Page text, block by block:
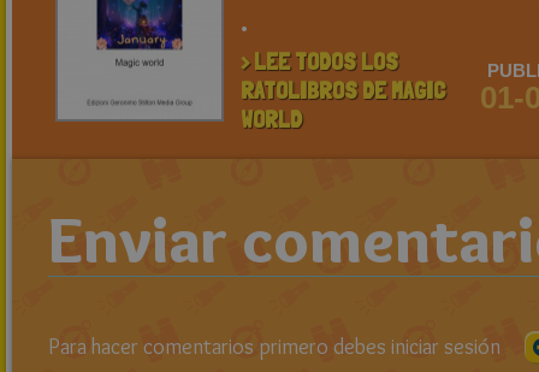
.
> LEE TODOS LOS
RATOLIBROS DE MAGIC
WORLD
01-
Enviar
Para hacer comentarios primero debes iniciar sesión